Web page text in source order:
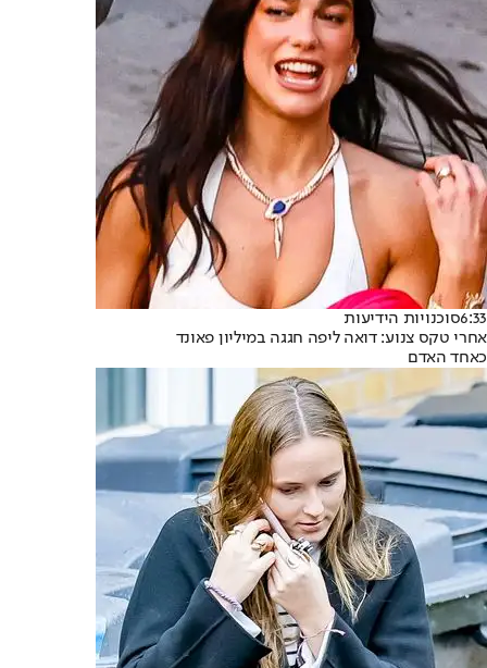
6:33סוכנויות הידיעות
אחרי טקס צנוע: דואה ליפה חגגה במיליון פאונד
כאחד האדם